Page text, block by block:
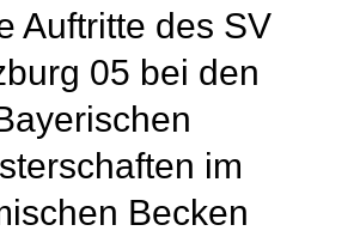
Auftritte des SV
05 bei den
im
Becken